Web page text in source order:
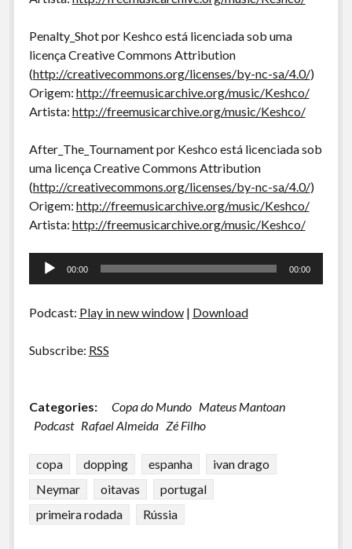
Penalty_Shot por Keshco está licenciada sob uma
licença Creative Commons Attribution
(http://creativecommons.org/licenses/by-nc-sa/4.0/)
Origem: http://freemusicarchive.org/music/Keshco/
Artista: http://freemusicarchive.org/music/Keshco/
After_The_Tournament por Keshco está licenciada sob
uma licença Creative Commons Attribution
(http://creativecommons.org/licenses/by-nc-sa/4.0/)
Origem: http://freemusicarchive.org/music/Keshco/
Artista: http://freemusicarchive.org/music/Keshco/
Tocador
00:00 00:00
Podcast: Play in new window| Download
Subscribe: RSS
Categories: Copa do Mundo Mateus Mantoan
Podcast Rafael Almeida Zé Filho
copa dopping espanha
ivan drago
Neymar
oitavas
portugal
primeira rodada
Rússia